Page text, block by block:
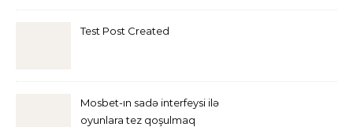
Test Post Created
Mosbet-ın sadə interfeysi ilə
oyunlara tez qoşulmaq